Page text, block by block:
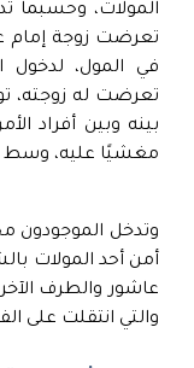
المولات، وحسبما
تعرضت زوجة إمام
في المول، لدخول
تعرضت له زوجته،
بينه وبين أفراد
مغشيًا عليه، وسط
وتدخل الموجودون
أمن أحد المولات
عاشور والطرف الآخر،
والتي انتقلت على